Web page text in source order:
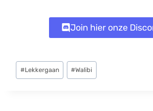
Join hier onze
Bericht
tags:
#Lekkergaan #Walibi